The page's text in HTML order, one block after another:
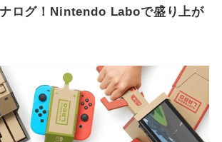
ログ！Nintendo Laboで盛り上が